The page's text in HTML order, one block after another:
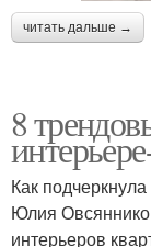
читать дальше →
8
Как
Юлия
интерьеров